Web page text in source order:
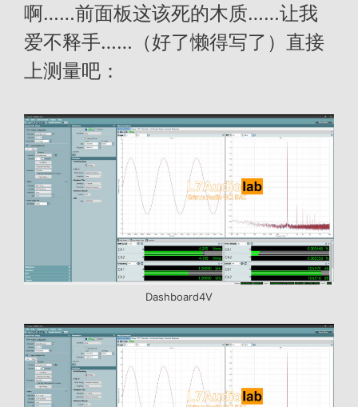
啊……前面板这该死的木质……让我
爱不释手……（好了懒得写了）直接
上测量吧：
Dashboard4V